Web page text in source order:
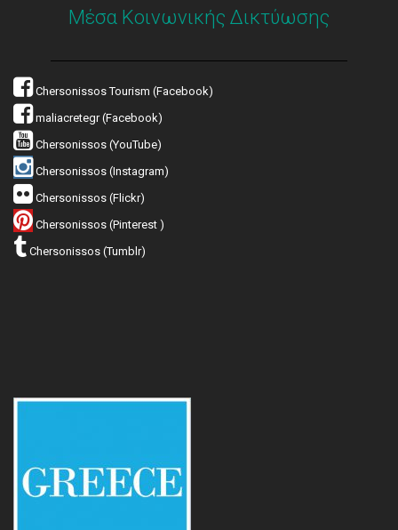
Μέσα Κοινωνικής Δικτύωσης
Chersonissos Tourism (Facebook)
maliacretegr (Facebook)
Chersonissos (YouTube)
Chersonissos (Instagram)
Chersonissos (Flickr)
Chersonissos (Pinterest )
Chersonissos (Tumblr)